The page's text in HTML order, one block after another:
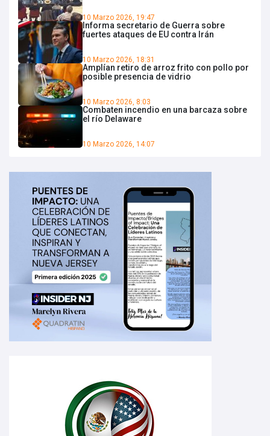
10 Marzo 2026, 19:47
Informa secretario de Guerra sobre
fuertes ataques de EU contra Irán
10 Marzo 2026, 18:31
Amplían retiro de arroz frito con pollo por
posible presencia de vidrio
10 Marzo 2026, 8:03
Combaten incendio en una barcaza sobre
el río Delaware
10 Marzo 2026, 14:07